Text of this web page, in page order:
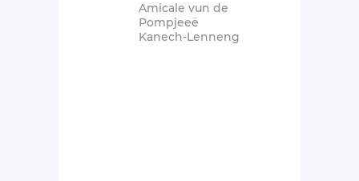
Amicale vun de
Pompjeeë
Kanech-Lenneng